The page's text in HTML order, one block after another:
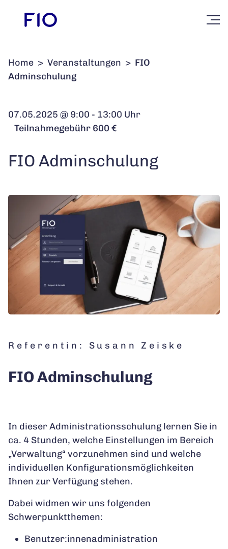
Home > Veranstaltungen > FIO
Adminschulung
07.05.2025 @ 9:00 - 13:00 Uhr
Teilnahmegebühr 600 €
FIO Adminschulung
Referentin: Susann Zeiske
FIO Adminschulung
In dieser Administrationsschulung lernen Sie in
ca. 4 Stunden, welche Einstellungen im Bereich
„Verwaltung“ vorzunehmen sind und welche
individuellen Konfigurationsmöglichkeiten
Ihnen zur Verfügung stehen.
Dabei widmen wir uns folgenden
Schwerpunktthemen:
Benutzer:innenadministration